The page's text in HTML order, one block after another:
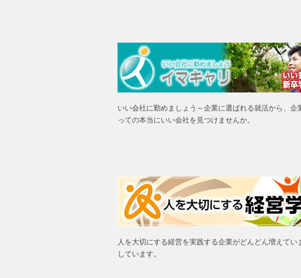
いい会社に勤めましょう～企業に選ばれる就活から、企
っての本当にいい会社を見つけませんか。
人を大切にする経営を実践する企業がどんどん増えて
しています。